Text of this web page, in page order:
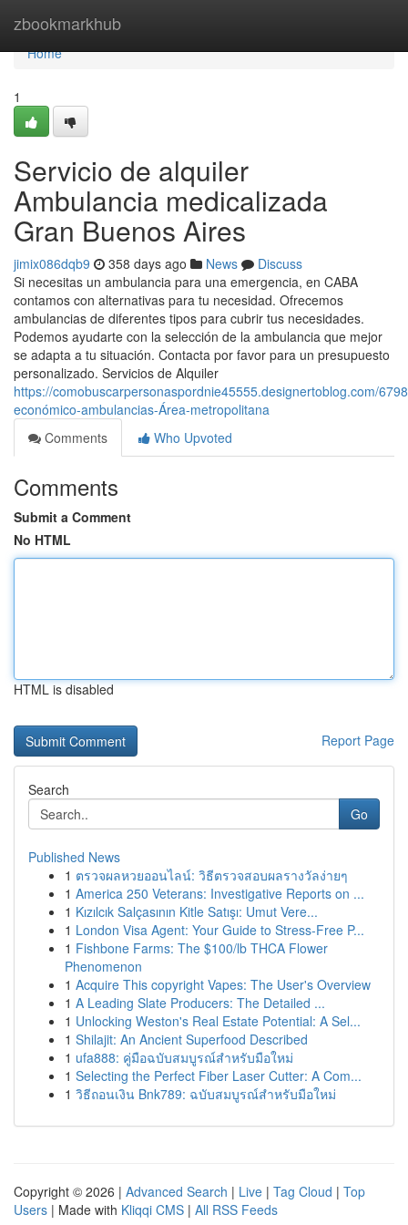
zbookmarkhub
Home
Home
1
Servicio de alquiler
Ambulancia medicalizada
Gran Buenos Aires
jimix086dqb9 358 days ago News
Discuss
Si necesitas un ambulancia para una emergencia, en CABA
contamos con alternativas para tu necesidad. Ofrecemos
ambulancias de diferentes tipos para cubrir tus necesidades.
Podemos ayudarte con la selección de la ambulancia que mejor
se adapta a tu situación. Contacta por favor para un presupuesto
personalizado. Servicios de Alquiler
https://comobuscarpersonaspordnie45555.designertoblog.com/
económico-ambulancias-Área-metropolitana
Comments
Who Upvoted
Comments
Submit a Comment
No HTML
HTML is disabled
Report Page
Search
Go
Published News
1 ตรวจผลหวยออนไลน์: วิธีตรวจสอบผลรางวัลง่ายๆ
1 America 250 Veterans: Investigative Reports on ...
1 Kızılcık Salçasının Kitle Satışı: Umut Vere...
1 London Visa Agent: Your Guide to Stress-Free P...
1 Fishbone Farms: The $100/lb THCA Flower
Phenomenon
1 Acquire This copyright Vapes: The User's Overview
1 A Leading Slate Producers: The Detailed ...
1 Unlocking Weston's Real Estate Potential: A Sel...
1 Shilajit: An Ancient Superfood Described
1 ufa888: คู่มือฉบับสมบูรณ์สำหรับมือใหม่
1 Selecting the Perfect Fiber Laser Cutter: A Com...
1 วิธีถอนเงิน Bnk789: ฉบับสมบูรณ์สำหรับมือใหม่
Copyright © 2026 | Advanced Search | Live | Tag Cloud | Top
Users | Made with Kliqqi CMS | All RSS Feeds